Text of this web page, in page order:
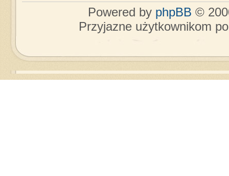
Powered by phpBB ©
Przyjazne użytkownikom